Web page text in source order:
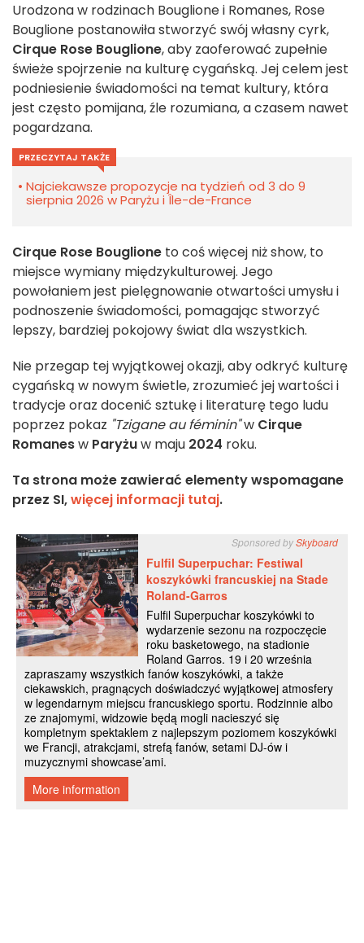
Urodzona w rodzinach Bouglione i Romanes, Rose
Bouglione postanowiła stworzyć swój własny cyrk,
Cirque Rose Bouglione, aby zaoferować zupełnie
świeże spojrzenie na kulturę cygańską. Jej celem jest
podniesienie świadomości na temat kultury, która
jest często pomijana, źle rozumiana, a czasem nawet
pogardzana.
PRZECZYTAJ TAKŻE
Najciekawsze propozycje na tydzień od 3 do 9
sierpnia 2026 w Paryżu i Île-de-France
Cirque Rose Bouglione to coś więcej niż show, to
miejsce wymiany międzykulturowej. Jego
powołaniem jest pielęgnowanie otwartości umysłu i
podnoszenie świadomości, pomagając stworzyć
lepszy, bardziej pokojowy świat dla wszystkich.
Nie przegap tej wyjątkowej okazji, aby odkryć kulturę
cygańską w nowym świetle, zrozumieć jej wartości i
tradycje oraz docenić sztukę i literaturę tego ludu
poprzez pokaz "Tzigane au féminin"w Cirque
Romanesw Paryżuw maju 2024 roku.
Ta strona może zawierać elementy wspomagane
przez SI,więcej informacji tutaj.